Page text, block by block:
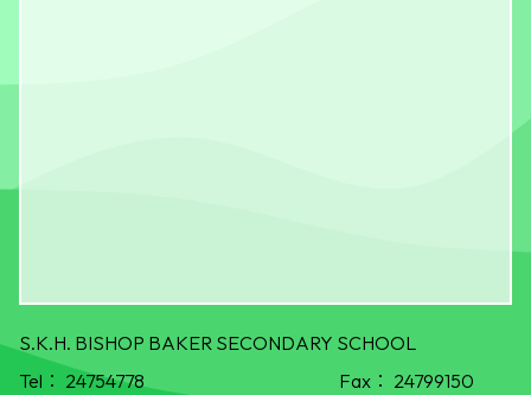
S.K.H. BISHOP BAKER SECONDARY SCHOOL
Tel： 24754778 Fax： 24799150